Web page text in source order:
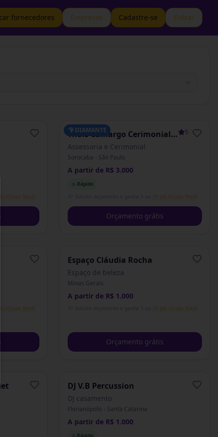
fornecedores Empresas Cadastre-se Entrar
(Clube Wed)
💎DIAMANTE
Thaís Camargo Cerimonial
& Assessoria
5.0(1)
Assessoria e Cerimonial
Sorocaba - São Paulo
A partir de R$ 3.000
Rápido
10 pts (Clube Wed)
Orçamento grátis
(Clube Wed)
Espaço Cláudia Rocha
Espaço de beleza
Minas Gerais
A partir de R$ 1.000
10 pts (Clube Wed)
Orçamento grátis
DJ V.B Percussion
DJ casamento
Florianópolis - Santa Catarina
A partir de R$ 1.000
Rápido